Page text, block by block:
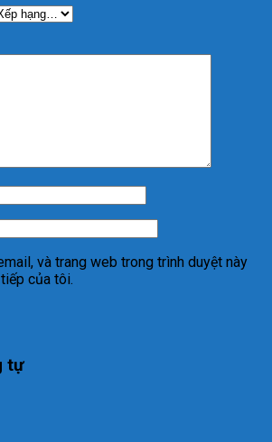
và trang web trong trình duyệt này
của tôi.
tự